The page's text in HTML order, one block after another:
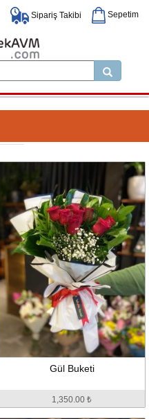
Sipariş Takibi Sepetim
Gül Buketi
1,350.00 ₺